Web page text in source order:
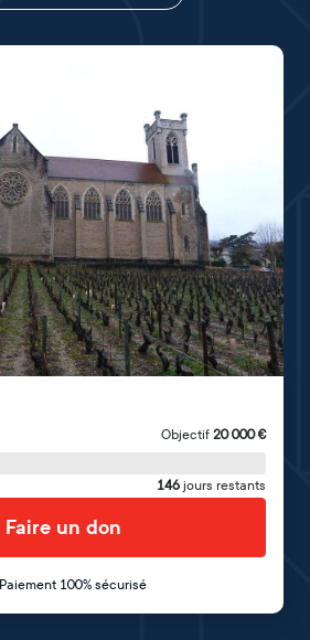
Objectif 20 000€
146 jours restants
Faire un don
Paiement 100% sécurisé